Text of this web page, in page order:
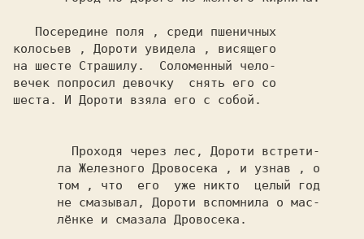
колосьев , Дороти увидела , висящего
на шесте Страшилу.  Соломенный чело-
вечек попросил девочку  снять его со
шеста. И Дороти взяла его с собой.
      не смазывал, Дороти вспомнила о
мас-
      лёнке
и смазала Дровосека.